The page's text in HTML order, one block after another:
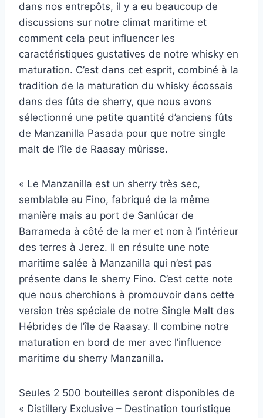
dans nos entrepôts, il y a eu beaucoup de
discussions sur notre climat maritime et
comment cela peut influencer les
caractéristiques gustatives de notre whisky en
maturation. C’est dans cet esprit, combiné à la
tradition de la maturation du whisky écossais
dans des fûts de sherry, que nous avons
sélectionné une petite quantité d’anciens fûts
de Manzanilla Pasada pour que notre single
malt de l’île de Raasay mûrisse.
« Le Manzanilla est un sherry très sec,
semblable au Fino, fabriqué de la même
manière mais au port de Sanlúcar de
Barrameda à côté de la mer et non à l’intérieur
des terres à Jerez. Il en résulte une note
maritime salée à Manzanilla qui n’est pas
présente dans le sherry Fino. C’est cette note
que nous cherchions à promouvoir dans cette
version très spéciale de notre Single Malt des
Hébrides de l’île de Raasay. Il combine notre
maturation en bord de mer avec l’influence
maritime du sherry Manzanilla.
Seules 2 500 bouteilles seront disponibles de
« Distillery Exclusive – Destination touristique